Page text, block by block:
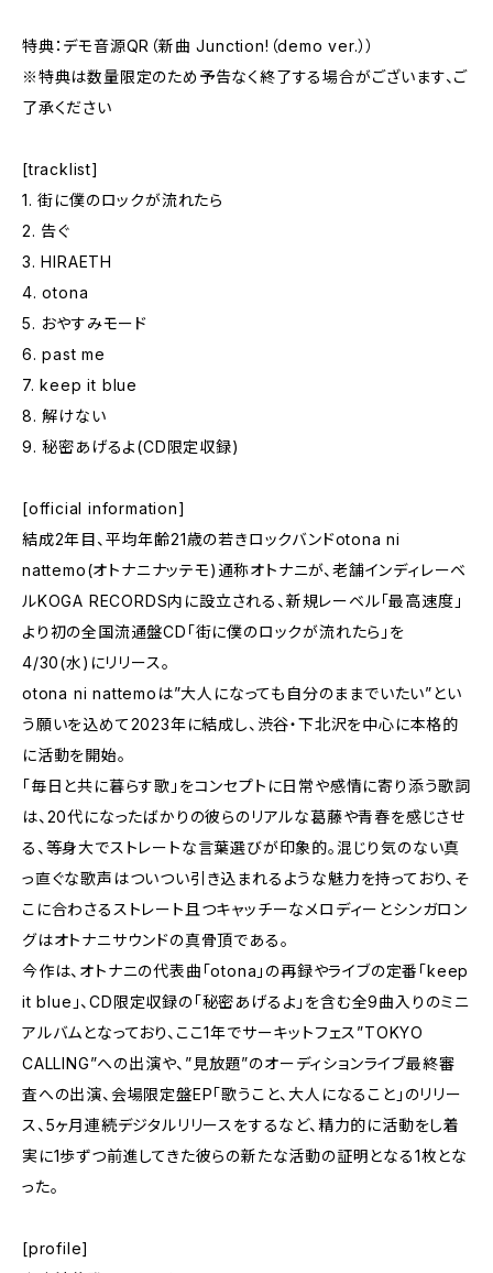
特典：デモ音源QR（新曲 Junction!（demo ver.））
※特典は数量限定のため予告なく終了する場合がございます、ご
了承ください
[tracklist]
1. 街に僕のロックが流れたら
2. 告ぐ
3. HIRAETH
4. otona
5. おやすみモード
6. past me
7. keep it blue
8. 解けない
9. 秘密あげるよ(CD限定収録)
[official information]
結成2年目、平均年齢21歳の若きロックバンドotona ni
nattemo(オトナニナッテモ)通称オトナニが、老舗インディレーベ
ルKOGA RECORDS内に設立される、新規レーベル「最高速度」
より初の全国流通盤CD「街に僕のロックが流れたら」を
4/30(水)にリリース。
otona ni nattemoは”大人になっても自分のままでいたい”とい
う願いを込めて2023年に結成し、渋谷・下北沢を中心に本格的
に活動を開始。
「毎日と共に暮らす歌」をコンセプトに日常や感情に寄り添う歌詞
は、20代になったばかりの彼らのリアルな葛藤や青春を感じさせ
る、等身大でストレートな言葉選びが印象的。混じり気のない真
っ直ぐな歌声はついつい引き込まれるような魅力を持っており、そ
こに合わさるストレート且つキャッチーなメロディーとシンガロン
グはオトナニサウンドの真骨頂である。
今作は、オトナニの代表曲「otona」の再録やライブの定番「keep
it blue」、CD限定収録の「秘密あげるよ」を含む全9曲入りのミニ
アルバムとなっており、ここ1年でサーキットフェス”TOKYO
CALLING”への出演や、”見放題”のオーディションライブ最終審
査への出演、会場限定盤EP「歌うこと、大人になること」のリリー
ス、5ヶ月連続デジタルリリースをするなど、精力的に活動をし着
実に1歩ずつ前進してきた彼らの新たな活動の証明となる1枚とな
った。
[profile]